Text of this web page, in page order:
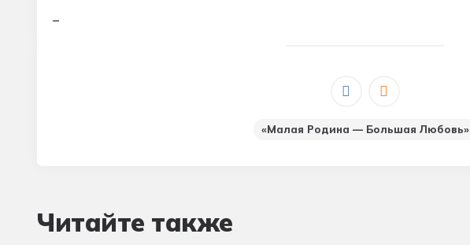
«Малая Родина — Большая Любовь»
Читайте также